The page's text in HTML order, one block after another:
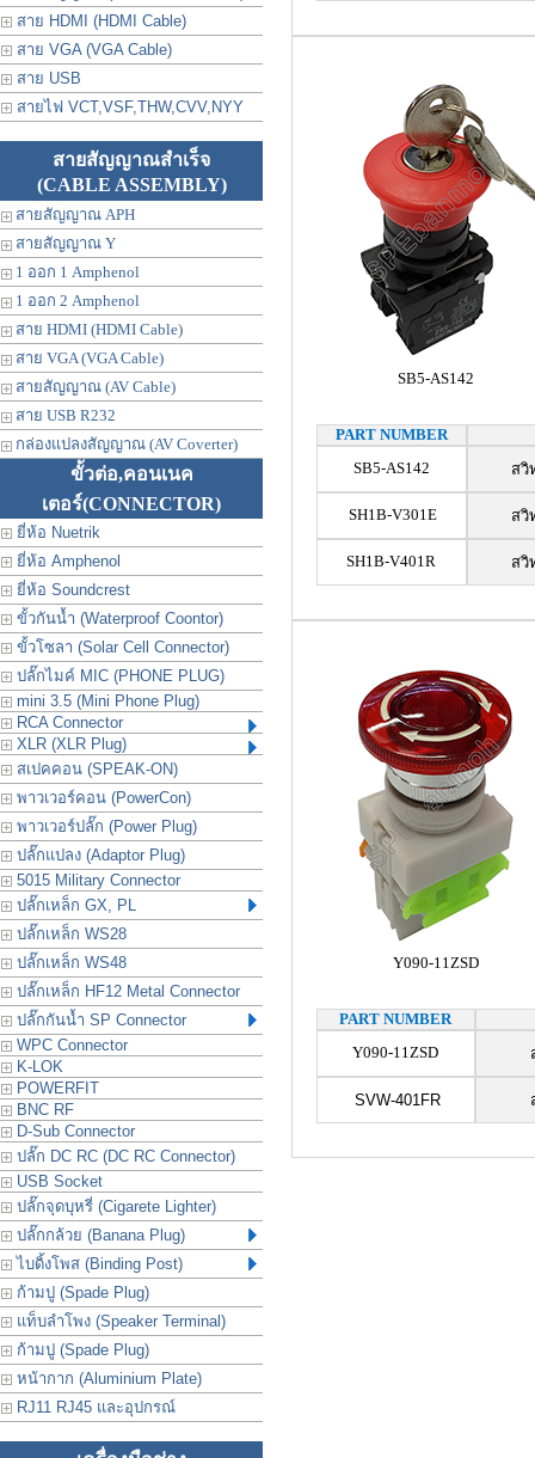
สาย HDMI (HDMI Cable)
สาย VGA (VGA Cable)
สาย USB
สายไฟ VCT,VSF,THW,CVV,NYY
สายสัญญาณสำเร็จ
(CABLE ASSEMBLY)
สายสัญญาณ APH
สายสัญญาณ Y
1 ออก 1 Amphenol
1 ออก 2 Amphenol
สาย HDMI (HDMI Cable)
สาย VGA (VGA Cable)
สายสัญญาณ (AV Cable)
สาย USB R232
กล่องแปลงสัญญาณ (AV Coverter)
ขั้วต่อ,คอนเนค
เตอร์(CONNECTOR)
ยี่ห้อ Nuetrik
ยี่ห้อ Amphenol
ยี่ห้อ Soundcrest
ขั้วกันน้ำ (Waterproof Coontor)
ขั้วโซลา (Solar Cell Connector)
ปลั๊กไมค์ MIC (PHONE PLUG)
mini 3.5 (Mini Phone Plug)
RCA Connector
XLR (XLR Plug)
สเปคคอน (SPEAK-ON)
พาวเวอร์คอน (PowerCon)
พาวเวอร์ปลั๊ก (Power Plug)
ปลั๊กแปลง (Adaptor Plug)
5015 Military Connector
ปลั๊กเหล็ก GX, PL
ปลั๊กเหล็ก WS28
ปลั๊กเหล็ก WS48
ปลั๊กเหล็ก HF12 Metal Connector
ปลั๊กกันน้ำ SP Connector
WPC Connector
K-LOK
POWERFIT
BNC RF
D-Sub Connector
ปลั๊ก DC RC (DC RC Connector)
USB Socket
ปลั๊กจุดบุหรี่ (Cigarete Lighter)
ปลั๊กกล้วย (Banana Plug)
ไบดิ้งโพส (Binding Post)
ก้ามปู (Spade Plug)
แท็บลำโพง (Speaker Terminal)
ก้ามปู (Spade Plug)
หน้ากาก (Aluminium Plate)
RJ11 RJ45 และอุปกรณ์
SB5-AS142
PART NUMBER
SB5-AS142
สวิ
SH1B-V301E สวิ
SH1B-V401R สวิ
Y090-11ZSD
PART NUMBER
Y090-11ZSD
SVW-401FR